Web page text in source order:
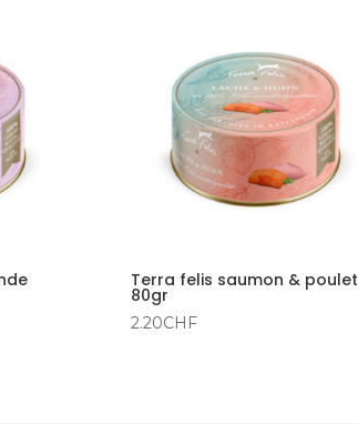
Terra felis saumon & poulet
80gr
2.20CHF